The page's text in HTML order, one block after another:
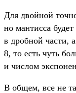
Для двой­ной
но ман­тисса
в дроб­ной час­ти,
8, то есть чуть
и чис­лом
В общем, все не